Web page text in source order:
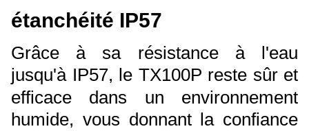
étanchéité IP57
Grâce à sa résistance à l'eau
jusqu'à IP57, le TX100P reste sûr et
efficace dans un environnement
humide, vous donnant la confiance